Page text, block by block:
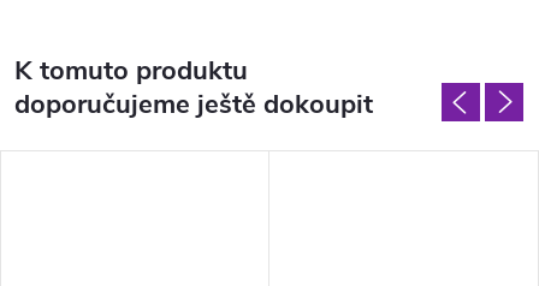
K tomuto produktu
doporučujeme ještě dokoupit